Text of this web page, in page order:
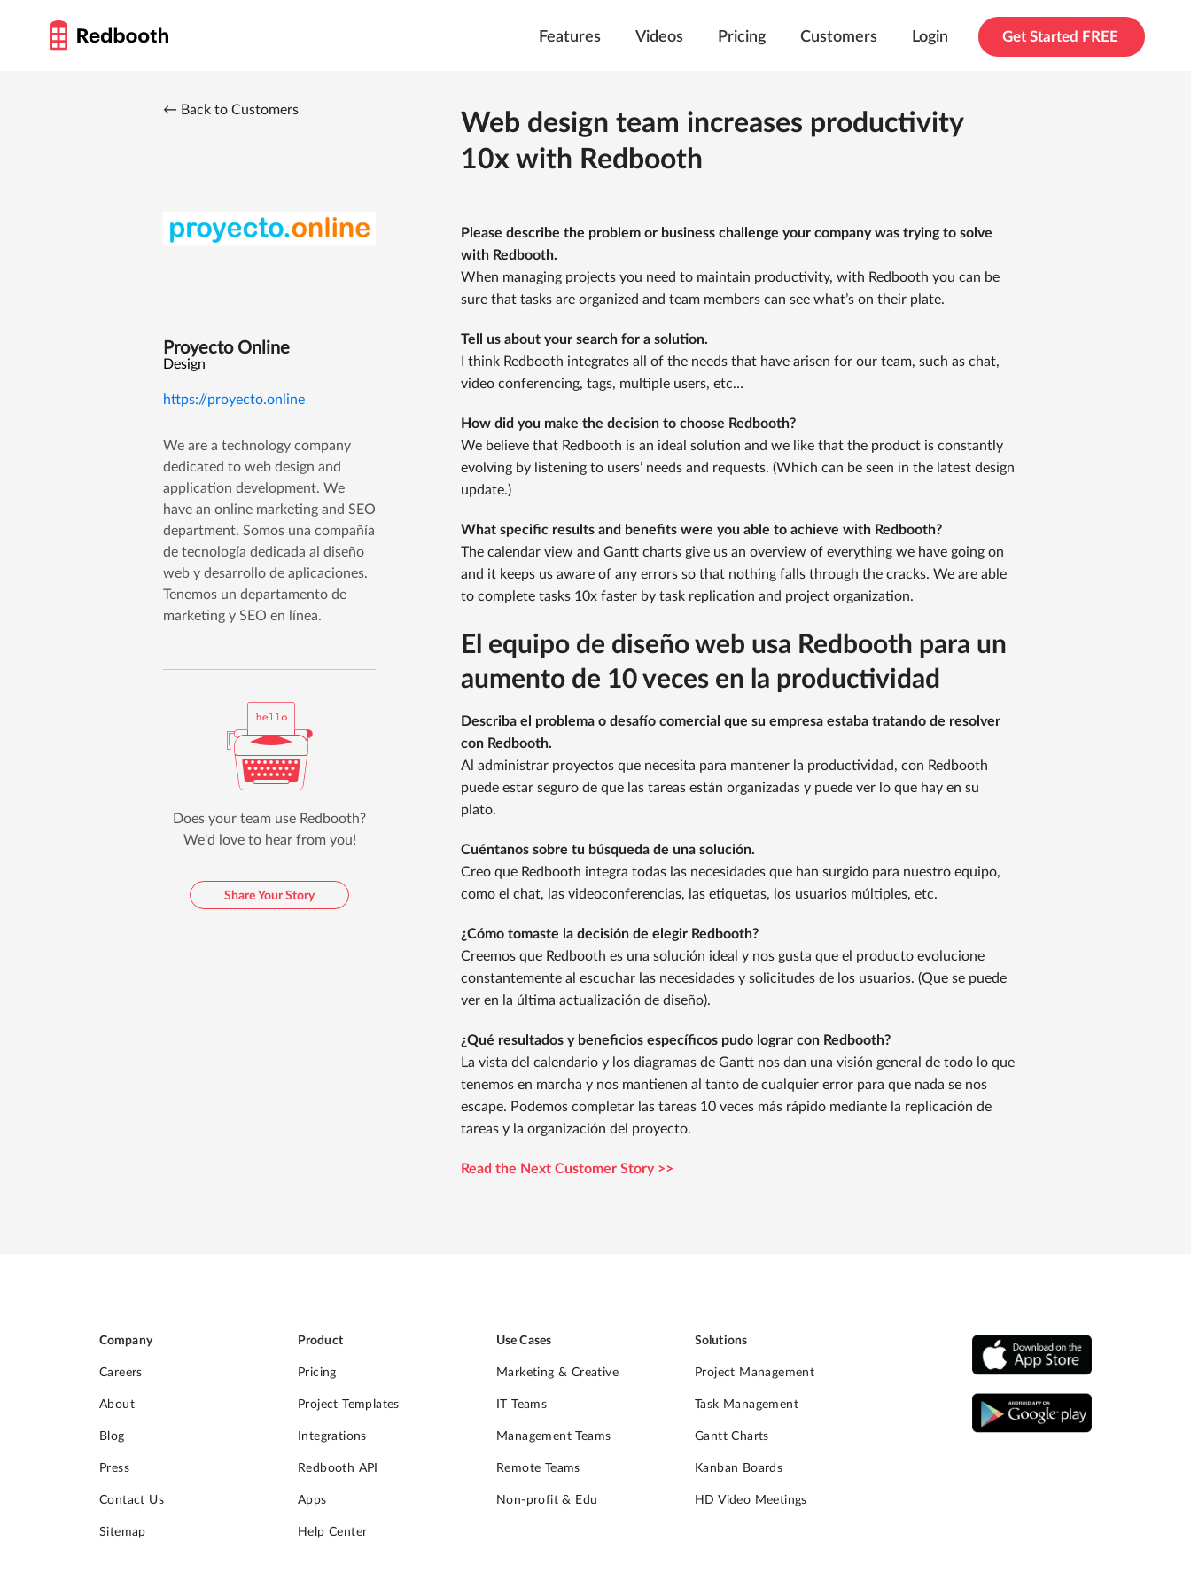
Features Videos Pricing Customers Login Get Started FREE
← Back to Customers
Proyecto Online
Design
https://proyecto.online
We are a technology company
dedicated to web design and
application development. We
have an online marketing and SEO
department. Somos una compañía
de tecnología dedicada al diseño
web y desarrollo de aplicaciones.
Tenemos un departamento de
marketing y SEO en línea.
Does your team use Redbooth?
We'd love to hear from you!
Share Your Story
Web design team increases productivity
10x with Redbooth
Please describe the problem or business challenge your company was trying to solve
with Redbooth.
When managing projects you need to maintain productivity, with Redbooth you can be
sure that tasks are organized and team members can see what’s on their plate.
Tell us about your search for a solution.
I think Redbooth integrates all of the needs that have arisen for our team, such as chat,
video conferencing, tags, multiple users, etc…
How did you make the decision to choose Redbooth?
We believe that Redbooth is an ideal solution and we like that the product is constantly
evolving by listening to users’ needs and requests. (Which can be seen in the latest design
update.)
What specific results and benefits were you able to achieve with Redbooth?
The calendar view and Gantt charts give us an overview of everything we have going on
and it keeps us aware of any errors so that nothing falls through the cracks. We are able
to complete tasks 10x faster by task replication and project organization.
El equipo de diseño web usa Redbooth para un
aumento de 10 veces en la productividad
Describa el problema o desafío comercial que su empresa estaba tratando de resolver
con Redbooth.
Al administrar proyectos que necesita para mantener la productividad, con Redbooth
puede estar seguro de que las tareas están organizadas y puede ver lo que hay en su
plato.
Cuéntanos sobre tu búsqueda de una solución.
Creo que Redbooth integra todas las necesidades que han surgido para nuestro equipo,
como el chat, las videoconferencias, las etiquetas, los usuarios múltiples, etc.
¿Cómo tomaste la decisión de elegir Redbooth?
Creemos que Redbooth es una solución ideal y nos gusta que el producto evolucione
constantemente al escuchar las necesidades y solicitudes de los usuarios. (Que se puede
ver en la última actualización de diseño).
¿Qué resultados y beneficios específicos pudo lograr con Redbooth?
La vista del calendario y los diagramas de Gantt nos dan una visión general de todo lo que
tenemos en marcha y nos mantienen al tanto de cualquier error para que nada se nos
escape. Podemos completar las tareas 10 veces más rápido mediante la replicación de
tareas y la organización del proyecto.
Read the Next Customer Story >>
Company
Careers
About
Blog
Press
Contact Us
Sitemap
Product
Pricing
Project Templates
Integrations
Redbooth API
Apps
Help Center
Use Cases
Marketing & Creative
IT Teams
Management Teams
Remote Teams
Non-profit & Edu
Solutions
Project Management
Task Management
Gantt Charts
Kanban Boards
HD Video Meetings